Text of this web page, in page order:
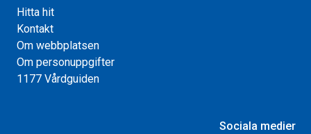
Hitta hit
Kontakt
Om webbplatsen
Om personuppgifter
1177 Vårdguiden
Sociala medier